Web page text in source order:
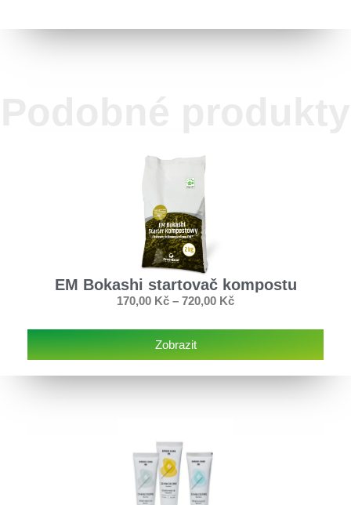
EM Bokashi startovač kompostu
170,00 Kč – 720,00 Kč
Zobrazit